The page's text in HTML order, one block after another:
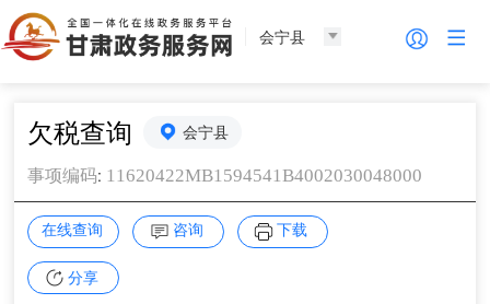
会宁县
欠税查询 会宁县
事项编码: 11620422MB1594541B4002030048000
在线查询 咨询 下载
分享